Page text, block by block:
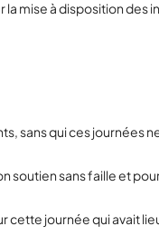
la mise à disposition des
sans qui ces journées
soutien sans faille et
cette journée qui avait